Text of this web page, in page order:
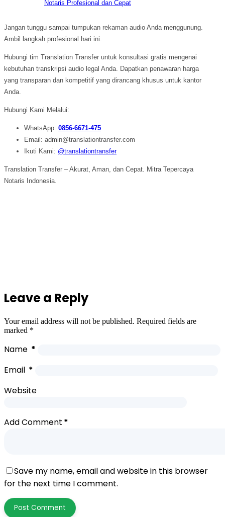
Jangan tunggu sampai tumpukan rekaman audio Anda menggunung.
Ambil langkah profesional hari ini.
Hubungi tim Translation Transfer untuk konsultasi gratis mengenai
kebutuhan transkripsi audio legal Anda. Dapatkan penawaran harga
yang transparan dan kompetitif yang dirancang khusus untuk kantor
Anda.
Hubungi Kami Melalui:
WhatsApp: 0856-6671-475
Email: admin@translationtransfer.com
Ikuti Kami: @translationtransfer
Translation Transfer – Akurat, Aman, dan Cepat. Mitra Tepercaya
Notaris Indonesia.
Leave a Reply
Your email address will not be published. Required fields are
marked *
Name *
Email *
Website
Add Comment *
Save my name, email and website in this browser
for the next time I comment.
Post Comment